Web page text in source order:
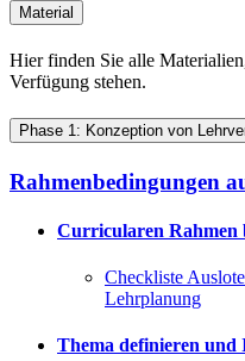
Material
Hier finden Sie alle
Verfügung stehen.
Phase 1: Konzeption von
Rahmenbedingungen
Curricularen Rahmen
Checkliste
Lehrplanung
Thema definieren und